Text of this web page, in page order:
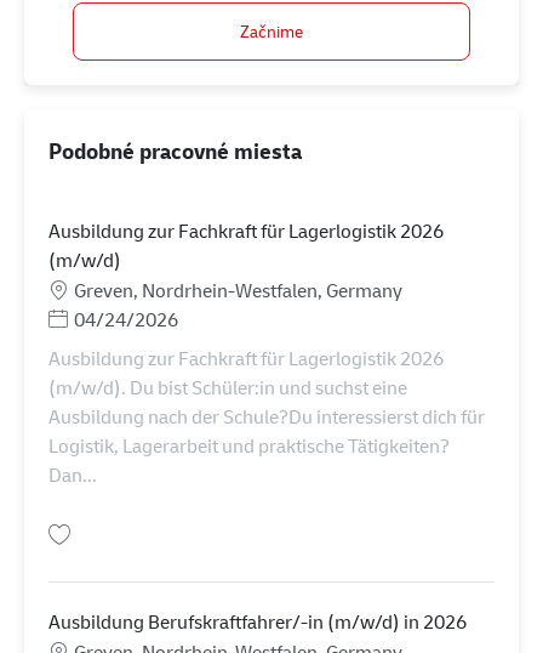
Začnime
Podobné pracovné miesta
Ausbildung zur Fachkraft für Lagerlogistik 2026
(m/w/d)
MiestoGreven, Nordrhein-Westfalen, Germany
Posted Date
04/24/2026
Ausbildung zur Fachkraft für Lagerlogistik 2026
(m/w/d). Du bist Schüler:in und suchst eine
Ausbildung nach der Schule?Du interessierst dich für
Logistik, Lagerarbeit und praktische Tätigkeiten?
Dan...
Ausbildung Berufskraftfahrer/-in (m/w/d) in 2026